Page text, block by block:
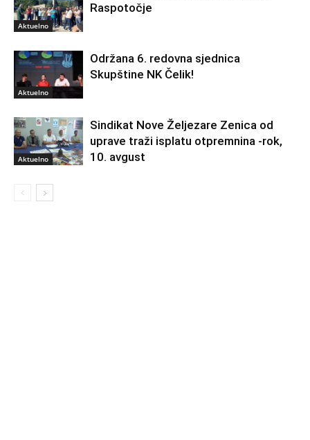
Aktuelno
Raspotočje
Aktuelno
Održana 6. redovna sjednica
Skupštine NK Čelik!
Aktuelno
Sindikat Nove Željezare Zenica od
uprave traži isplatu otpremnina -rok,
10. avgust